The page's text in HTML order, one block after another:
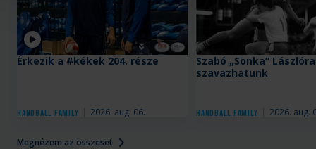
Megnézem az összeset
Videó
Handball Family 2026. aug. 06.
Érkezik a #kékek 204. része
Handball Family 2026. aug.
Szabó „Sonka” Lászlóra
szavazhatunk